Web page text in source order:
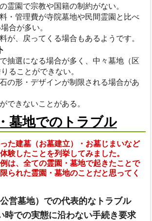
霊園で宗教や国籍の制約がない。
・管理費が寺院墓地や民間霊園と比べ
合が多い。
が、戻ってくる場合もあるようです。
抽選になる場合が多く、中々墓地（区
ることができない。
の形・デザインが制限される場合があ
できないことがある。
墓地でのトラブル
た建墓（お墓建立）・お墓じまいなど
験したことを列挙してみました。
は、全ての霊園・墓地で起きたことで
られた霊園・墓地のことだと思ってく
営墓地）での代表的なトラブル
時での実態に沿わない手続き要求